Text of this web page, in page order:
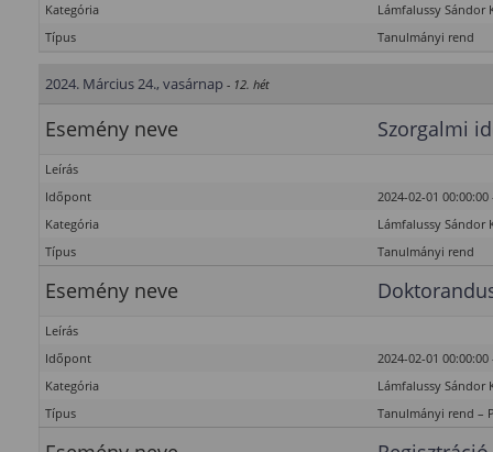
Kategória
Lámfalussy Sándor
Típus
Tanulmányi rend
2024. Március 24., vasárnap - 12. hét
Esemény neve Szorgalmi
Leírás
Időpont
2024-02-01
Kategória
Lámfalussy Sándor
Típus
Tanulmányi rend
Esemény neve
Leírás
Időpont
2024-02-01
Kategória
Lámfalussy Sándor
Típus
Tanulmányi rend –